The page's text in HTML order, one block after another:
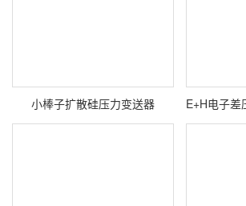
小棒子扩散硅压力变送器